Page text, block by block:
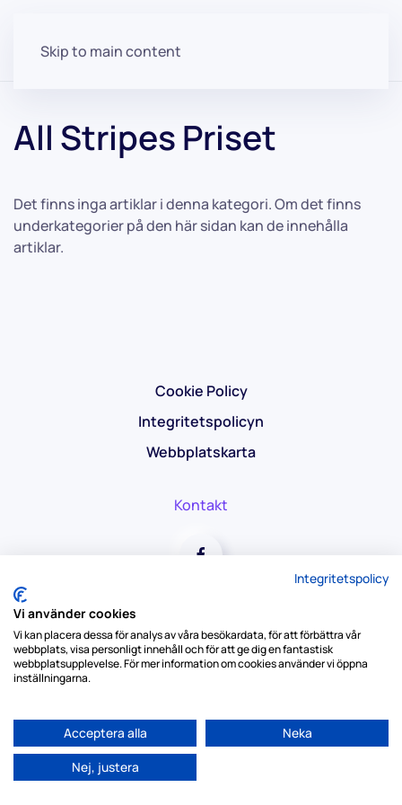
Integritetspolicy
Vi använder cookies
Vi kan placera dessa för analys av våra besökardata, för att förbättra vår
webbplats, visa personligt innehåll och för att ge dig en fantastisk
webbplatsupplevelse. För mer information om cookies använder vi öppna
inställningarna.
Acceptera alla
Neka
Nej, justera
Skip to main content
All Stripes Priset
Det finns inga artiklar i denna kategori. Om det finns
underkategorier på den här sidan kan de innehålla
artiklar.
Cookie Policy
Integritetspolicyn
Webbplatskarta
Kontakt
Copyright © 2026 All Stripes SC. Alla rättigheter
förbehållna.